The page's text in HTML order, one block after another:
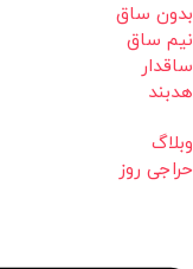
بدون ساق
نیم ساق
ساقدار
هدبند
وبلاگ
حراجی روز